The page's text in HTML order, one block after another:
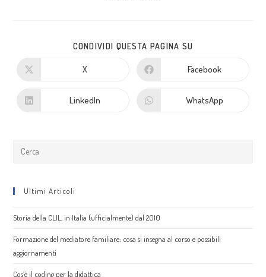
CONDIVIDI QUESTA PAGINA SU
X Facebook
LinkedIn WhatsApp
Ultimi Articoli
Storia della CLIL, in Italia (ufficialmente) dal 2010
Formazione del mediatore familiare: cosa si insegna al corso e possibili
aggiornamenti
Cos’è il coding per la didattica